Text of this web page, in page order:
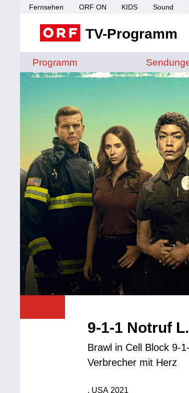
Fernsehen ORF ON KIDS Sound
TV-Programm
Programm
9-1-1 Notruf
Brawl in Cell Block 9-
Verbrecher mit Herz
, USA2021